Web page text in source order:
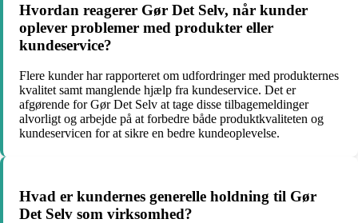
Hvordan reagerer Gør Det Selv, når kunder
oplever problemer med produkter eller
kundeservice?
Flere kunder har rapporteret om udfordringer med produkternes
kvalitet samt manglende hjælp fra kundeservice. Det er
afgørende for Gør Det Selv at tage disse tilbagemeldinger
alvorligt og arbejde på at forbedre både produktkvaliteten og
kundeservicen for at sikre en bedre kundeoplevelse.
Hvad er kundernes generelle holdning til Gør
Det Selv som virksomhed?